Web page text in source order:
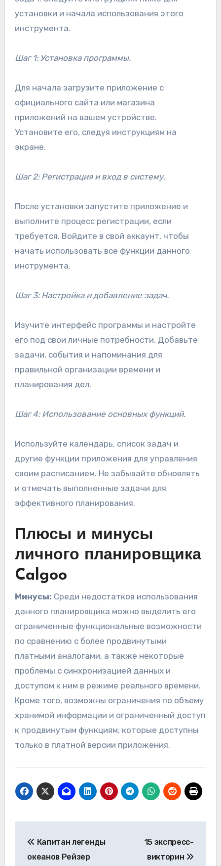
установки и начала использования этого
инструмента.
Шаг 1: Установка программы.
Для начала загрузите приложение с
официального сайта или магазина
приложений на вашем устройстве.
Установите его, следуя инструкциям на
экране.
Шаг 2: Регистрация и вход в систему.
После установки запустите приложение и
выполните процесс регистрации, если
требуется. Войдите в свой аккаунт, чтобы
начать использовать все функции данного
инструмента.
Шаг 3: Настройка и добавление задач.
Изучите интерфейс программы и настройте
его под свои личные потребности. Добавьте
задачи, события и напоминания для
правильной организации времени и
планирования дел.
Шаг 4: Использование основных функций.
Используйте календарь, список задач и
другие функции приложения для управления
своим расписанием. Не забывайте обновлять
и отмечать выполненные задачи для
эффективного планирования.
Плюсы и минусы
личного планировщика
Calgoo
Минусы: Среди недостатков использования
данного планировщика можно выделить его
ограниченные функциональные возможности
по сравнению с более продвинутыми
платными аналогами, а также некоторые
проблемы с синхронизацией данных и
доступом к ним в режиме реального времени.
Кроме того, возможны ограничения по объему
хранимой информации и ограниченный доступ
к продвинутым функциям, которые доступны
только в платной версии приложения.
по
Капитан легенды
океанов Рейзер
15 экспресс-
викторин